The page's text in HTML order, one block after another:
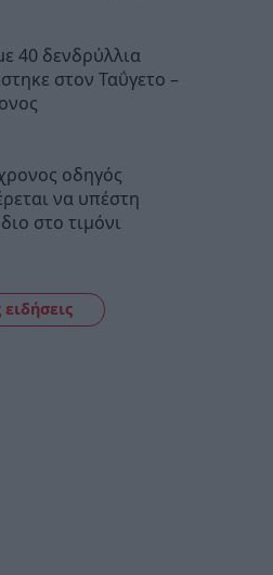
40 δενδρύλλια
στον Ταΰγετο –
οδηγός
να υπέστη
στο τιμόνι
ειδήσεις